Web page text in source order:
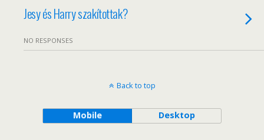
Jesy és Harry szakítottak?
NO RESPONSES
Back to top
Mobile Desktop